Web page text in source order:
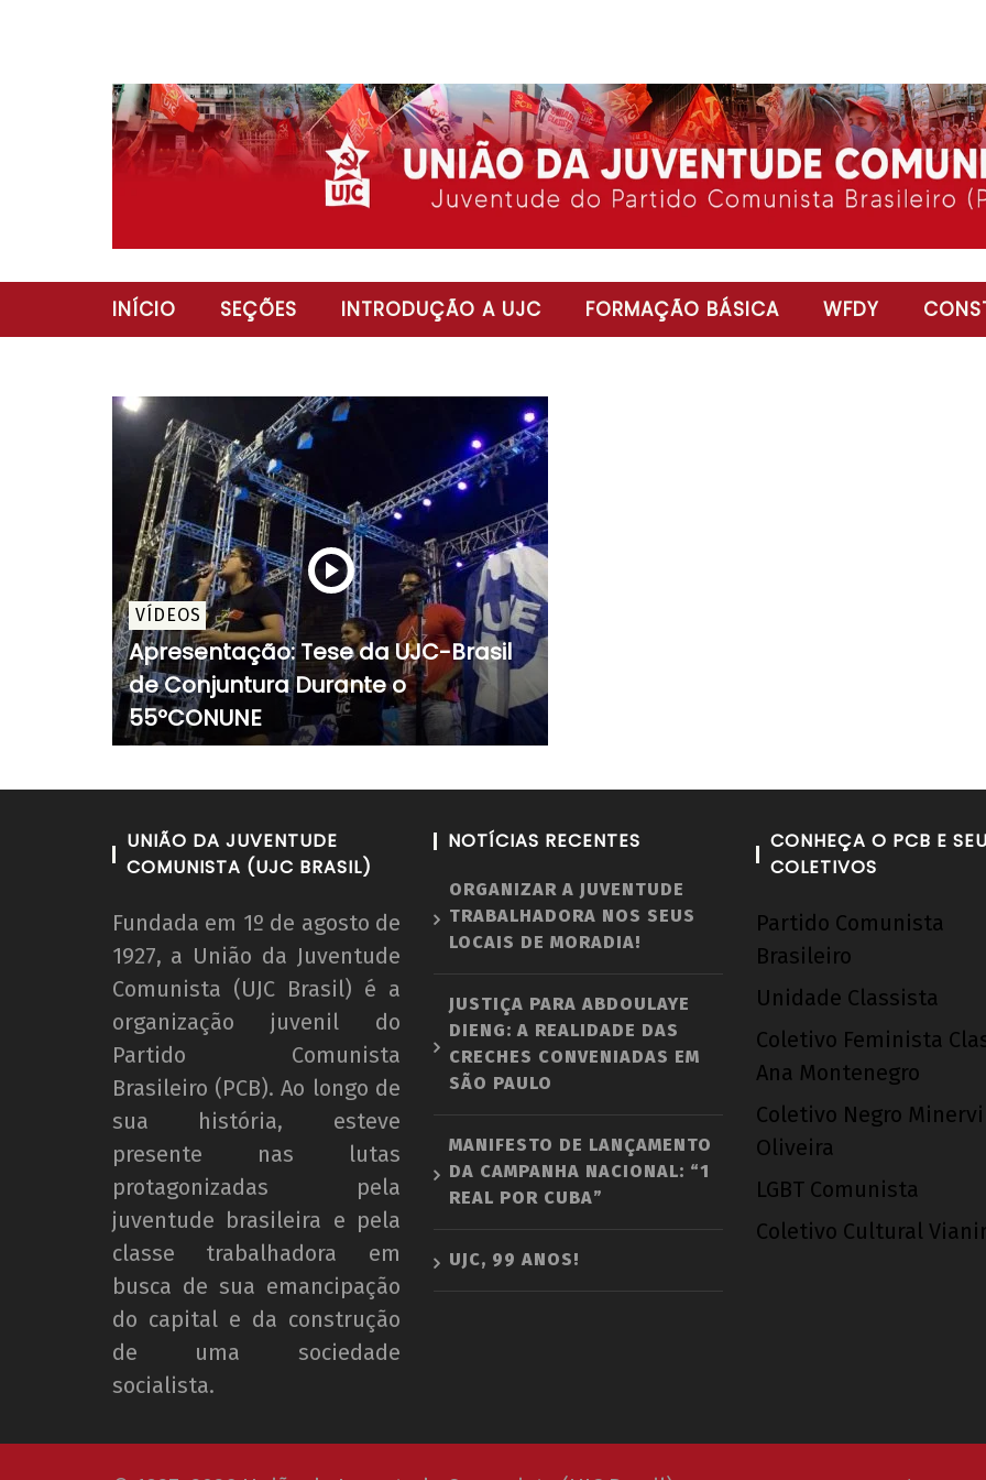
INÍCIO SEÇÕES INTRODUÇÃO A UJC FORMAÇÃO BÁSICA WFDY
VÍDEOS
Apresentação: Tese da UJC-Brasil
de Conjuntura Durante o
55ºCONUNE
UNIÃO DA JUVENTUDE
COMUNISTA (UJC BRASIL)
Fundada em 1º de agosto de
1927, a União da Juventude
Comunista (UJC Brasil) é a
organização juvenil do
Partido Comunista
Brasileiro (PCB). Ao longo de
sua história, esteve
presente nas lutas
protagonizadas pela
juventude brasileira e pela
classe trabalhadora em
busca de sua emancipação
do capital e da construção
de uma sociedade
socialista.
NOTÍCIAS RECENTES
ORGANIZAR A JUVENTUDE
TRABALHADORA NOS SEUS
LOCAIS DE MORADIA!
JUSTIÇA PARA ABDOULAYE
DIENG: A REALIDADE DAS
CRECHES CONVENIADAS EM
SÃO PAULO
MANIFESTO DE LANÇAMENTO
DA CAMPANHA NACIONAL: “1
REAL POR CUBA”
UJC, 99 ANOS!
CONHEÇA O PCB E
COLETIVOS
Partido Comunista
Brasileiro
Unidade Classista
Coletivo Feminista
Ana Montenegro
Coletivo Negro
Oliveira
LGBT Comunista
Coletivo Cultural